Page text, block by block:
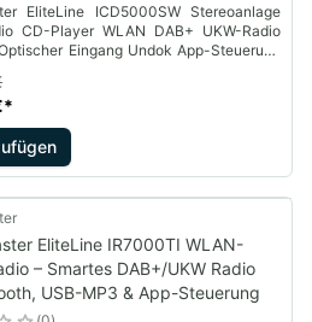
EliteLine ICD5000SW Stereoanlage
CD-Player WLAN DAB+ UKW-Radio
Eingang Undok App-Steuerung
*
EliteLine IR7000TI WLAN-
– Smartes DAB+/UKW Radio
USB-MP3 & App-Steuerung